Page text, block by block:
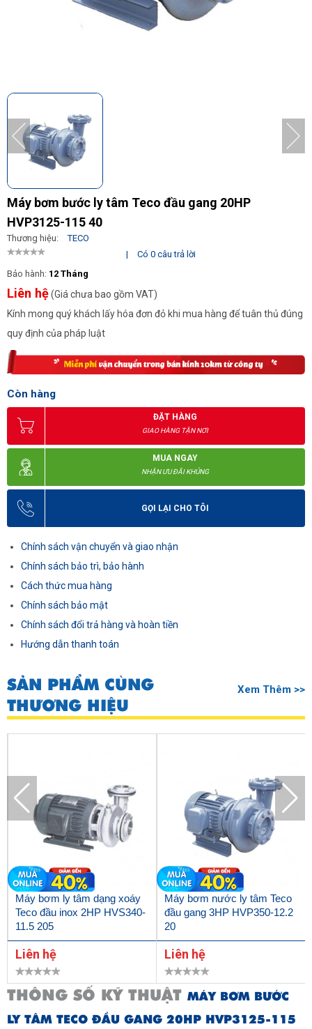
Máy bơm bước ly tâm Teco đầu gang 20HP
HVP3125-115 40
Thương hiệu:
TECO
|
Có 0 câu trả lời
Bảo hành: 12 Tháng
Liên hệ(Giá chưa bao gồm VAT)
Kính mong quý khách lấy hóa đơn đỏ khi mua hàng để tuân thủ đúng
quy định của pháp luật
Còn hàng
ĐẶT HÀNG
GIAO HÀNG TẬN NƠI
MUA NGAY
NHẬN ƯU ĐÃI KHỦNG
GỌI LẠI CHO TÔI
Chính sách vận chuyển và giao nhận
Chính sách bảo trì, bảo hành
Cách thức mua hàng
Chính sách bảo mật
Chính sách đổi trả hàng và hoàn tiền
Hướng dẫn thanh toán
SẢN PHẨM CÙNG
THƯƠNG HIỆU
Xem Thêm >>
Máy bơm ly tâm dạng xoáy
Teco đầu inox 2HP HVS340-
11.5 205
Liên hệ
Máy bơm nước ly tâm Teco
đầu gang 3HP HVP350-12.2
20
Liên hệ
THÔNG SỐ KỸ THUẬT MÁY BƠM BƯỚC
LY TÂM TECO ĐẦU GANG 20HP HVP3125-115